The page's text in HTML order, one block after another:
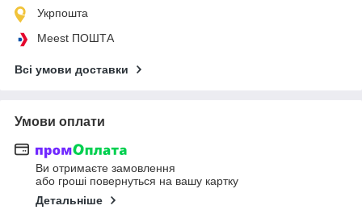
Укрпошта
Meest ПОШТА
Всі умови доставки
Умови оплати
Ви отримаєте замовлення
або гроші повернуться на вашу картку
Детальніше